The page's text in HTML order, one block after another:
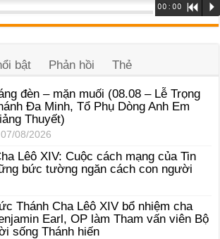
00:00 R P
bật Phản hồi Thẻ
đèn – mặn muối (08.08 – Lễ Trọng
Đa Minh, Tổ Phụ Dòng Anh Em
Thuyết)
07/08/2026
Lêô XIV: Cuộc cách mạng của Tin
bức tường ngăn cách con người
Thánh Cha Lêô XIV bổ nhiệm cha
Earl, OP làm Tham vấn viên Bộ
sống Thánh hiến